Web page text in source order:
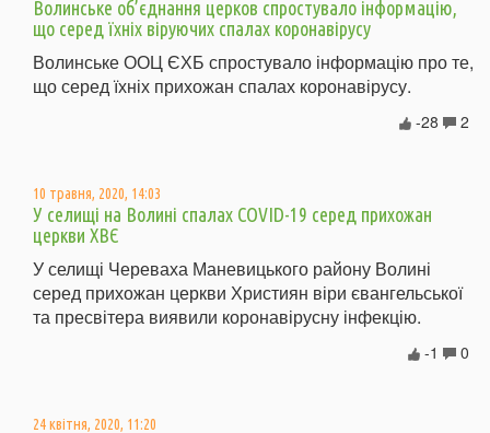
Волинське об’єднання церков спростувало інформацію,
що серед їхніх віруючих спалах коронавірусу
Волинське ООЦ ЄХБ спростувало інформацію про те,
що серед їхніх прихожан спалах коронавірусу.
2
-28
10 травня, 2020, 14:03
У селищі на Волині спалах COVID-19 серед прихожан
церкви ХВЄ
У селищі Череваха Маневицького району Волині
серед прихожан церкви Християн віри євангельської
та пресвітера виявили коронавірусну інфекцію.
0
-1
24 квітня, 2020, 11:20